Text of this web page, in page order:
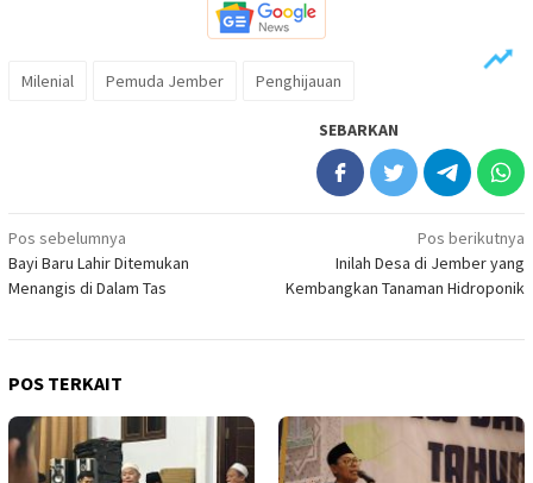
Milenial Pemuda Jember Penghijauan
SEBARKAN
Navigasi
pos
Pos sebelumnya
Bayi Baru Lahir Ditemukan
Menangis di Dalam Tas
Pos berikutnya
Inilah Desa di Jember yang
Kembangkan Tanaman Hidroponik
POS TERKAIT